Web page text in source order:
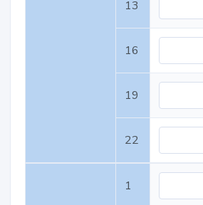
13
16
19
22
1